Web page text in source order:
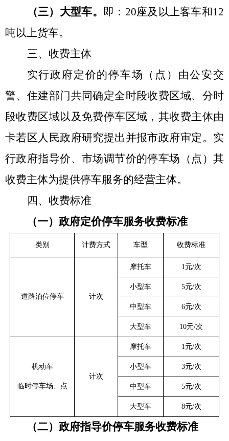
（三）大型车。 即： 20座及以上客车和12
吨以上货车。
三、收费主体
实行政府定价的停车场（点）由公安交
警、住建部门共同确定全时段收费区域、分时
段收费区域以及免费停车区域， 其收费主体由
卡若区人民政府研究提出并报市政府审定 。实
行政府指导价、市场调节价的停车场（点）其
收费主体为提供停车服务的经营主体。
四、收费标准
（一）政府定价停车服务收费标准
类别 计费方式 车型 收费标准
道路泊位停车 计次
摩托车 1元/次
小型车 5元/次
中型车 6元/次
大型车 10元/次
机动车
临时停车场、点
计次
摩托车 1元/次
小型车 3元/次
中型车 5元/次
大型车 8元/次
（二）政府指导价停车服务收费标准